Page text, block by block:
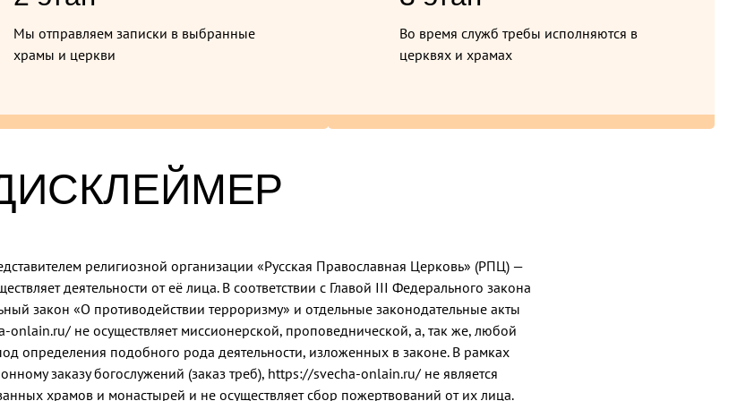
Мы отправляем записки в выбранные
храмы и церкви
Во время служб требы исполняются в
церквях и храмах
религиозной организации «Русская Православная Церковь» (РПЦ) —
деятельности от её лица. В соответствии с Главой III Федерального закона
закон «О противодействии терроризму» и отдельные законодательные акты
не осуществляет миссионерской, проповеднической, а, так же, любой
определения подобного рода деятельности, изложенных в законе. В рамках
заказу богослужений (заказ треб), https://svecha-onlain.ru/ не является
храмов и монастырей и не осуществляет сбор пожертвований от их лица.